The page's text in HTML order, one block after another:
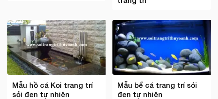
Mẫu hồ cá Koi trang trí
sỏi đen tự nhiên
Mẫu bể cá trang trí sỏi
đen tự nhiên